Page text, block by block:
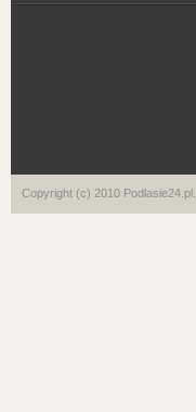
Copyright (c) 2010